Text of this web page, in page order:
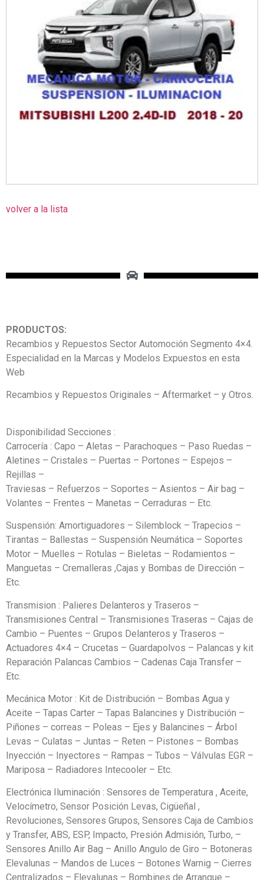
volver a la lista
PRODUCTOS:
Recambios y Repuestos Sector Automoción Segmento 4×4.
Especialidad en la Marcas y Modelos Expuestos en esta
Web
Recambios y Repuestos Originales – Aftermarket – y Otros.
Disponibilidad Secciones :
Carrocería : Capo – Aletas – Parachoques – Paso Ruedas –
Aletines – Cristales – Puertas – Portones – Espejos –
Rejillas –
Traviesas – Refuerzos – Soportes – Asientos – Air bag –
Volantes – Frentes – Manetas – Cerraduras – Etc.
Suspensión: Amortiguadores – Silemblock – Trapecios –
Tirantas – Ballestas – Suspensión Neumática – Soportes
Motor – Muelles – Rotulas – Bieletas – Rodamientos –
Manguetas – Cremalleras ,Cajas y Bombas de Dirección –
Etc.
Transmision : Palieres Delanteros y Traseros –
Transmisiones Central – Transmisiones Traseras – Cajas de
Cambio – Puentes – Grupos Delanteros y Traseros –
Actuadores 4×4 – Crucetas – Guardapolvos – Palancas y kit
Reparación Palancas Cambios – Cadenas Caja Transfer –
Etc.
Mecánica Motor : Kit de Distribución – Bombas Agua y
Aceite – Tapas Carter – Tapas Balancines y Distribución –
Piñones – correas – Poleas – Ejes y Balancines – Árbol
Levas – Culatas – Juntas – Reten – Pistones – Bombas
Inyección – Inyectores – Rampas – Tubos – Válvulas EGR –
Mariposa – Radiadores Intecooler – Etc.
Electrónica Iluminación : Sensores de Temperatura , Aceite,
Velocímetro, Sensor Posición Levas, Cigüeñal ,
Revoluciones, Sensores Grupos, Sensores Caja de Cambios
y Transfer, ABS, ESP, Impacto, Presión Admisión, Turbo, –
Sensores Anillo Air Bag – Anillo Angulo de Giro – Botoneras
Elevalunas – Mandos de Luces – Botones Warnig – Cierres
Centralizados – Elevalunas – Bombines de Arranque –